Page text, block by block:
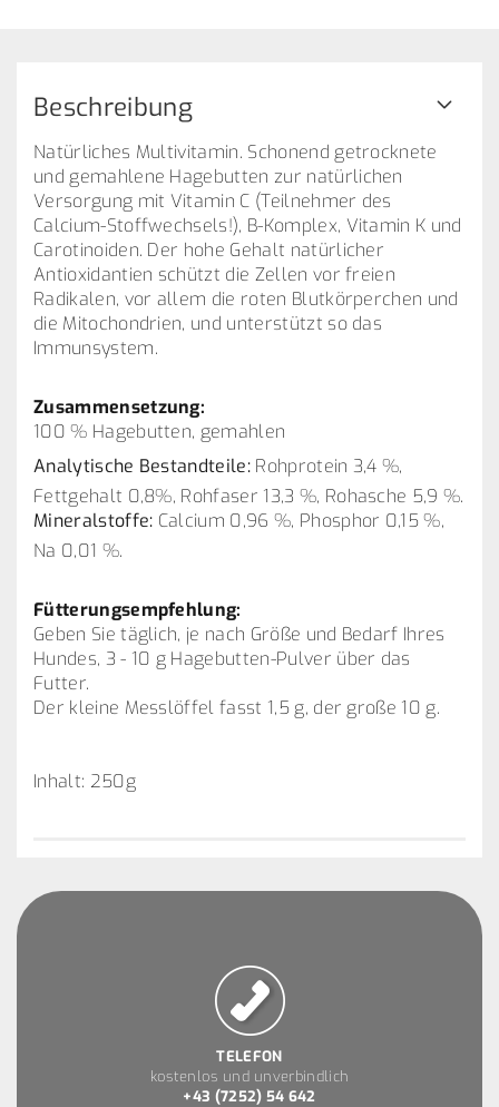
Beschreibung
Natürliches Multivitamin. Schonend getrocknete
und gemahlene Hagebutten zur natürlichen
Versorgung mit Vitamin C (Teilnehmer des
Calcium-Stoffwechsels!), B-Komplex, Vitamin K und
Carotinoiden. Der hohe Gehalt natürlicher
Antioxidantien schützt die Zellen vor freien
Radikalen, vor allem die roten Blutkörperchen und
die Mitochondrien, und unterstützt so das
Immunsystem.
Zusammensetzung:
100 % Hagebutten, gemahlen
Analytische Bestandteile: Rohprotein 3,4 %,
Fettgehalt 0,8%, Rohfaser 13,3 %, Rohasche 5,9 %.
Mineralstoffe: Calcium 0,96 %, Phosphor 0,15 %,
Na 0,01 %.
Fütterungsempfehlung:
Geben Sie täglich, je nach Größe und Bedarf Ihres
Hundes, 3 - 10 g Hagebutten-Pulver über das
Futter.
Der kleine Messlöffel fasst 1,5 g, der große 10 g.
Inhalt: 250g
TELEFON
kostenlos und unverbindlich
+43 (7252) 54 642